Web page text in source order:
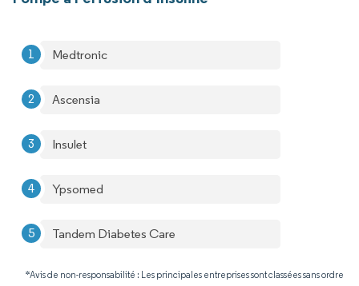
Medtronic
Ascensia
Insulet
Ypsomed
Tandem Diabetes Care
*Avis de non-responsabilité : Les principales entreprises sont classées sans ordre